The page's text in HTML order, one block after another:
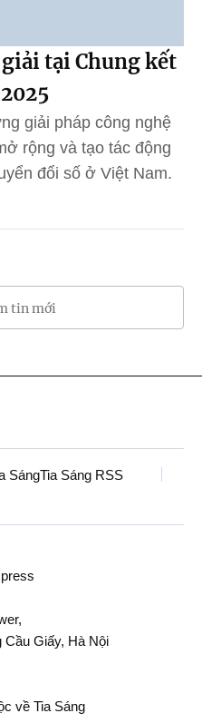
tại Chung kết
giải pháp công nghệ
rộng và tạo tác động
đổi số ở Việt Nam.
tin mới
SángTia Sáng RSS
Giấy, Hà Nội
về Tia Sáng